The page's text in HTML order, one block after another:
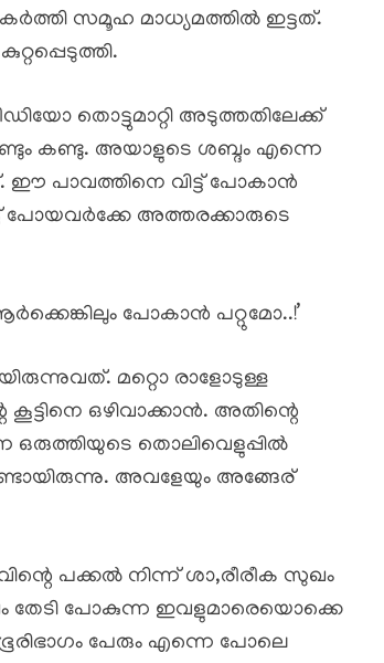
സമൂഹ മാധ്യമത്തിൽ ഇട്ടത്.
തൊട്ടുമാറ്റി അടുത്തതിലേക്ക്
കണ്ടു. അയാളുടെ ശബ്ദം എന്നെ
ഈ പാവത്തിനെ വിട്ട് പോകാൻ
പോയവർക്കേ അത്തരക്കാരുടെ
പോകാൻ പറ്റുമോ..!’
മറ്റൊ രാളോടുള്ള
ഒഴിവാക്കാൻ. അതിന്റെ
ഒരുത്തിയുടെ തൊലിവെളുപ്പിൽ
അവളേയും അങ്ങേര്
പക്കൽ നിന്ന് ശാ,രീരീക സുഖം
തേടി പോകുന്ന ഇവളുമാരെയൊക്കെ
പേരും എന്നെ പോലെ